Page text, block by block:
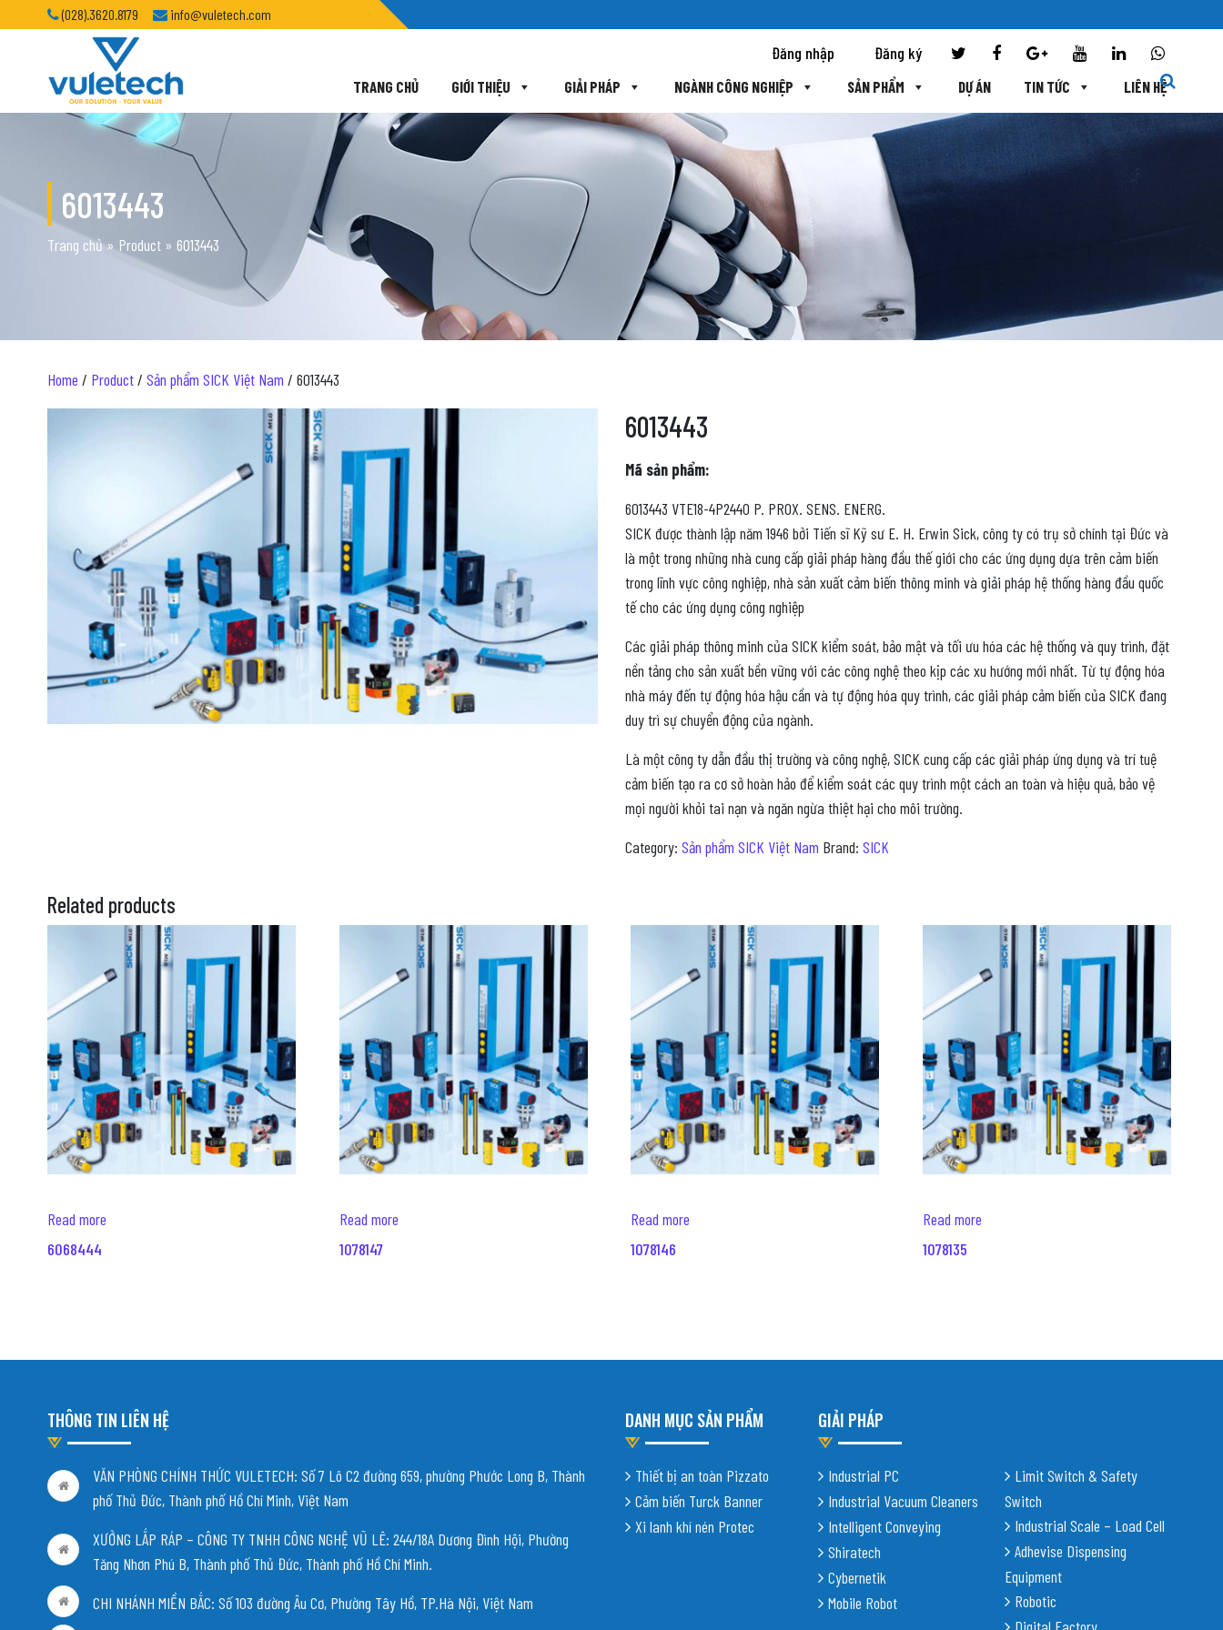
(028).3620.8179 info@vuletech.com
Đăng nhập Đăng ký
TRANG CHỦ GIỚI THIỆU GIẢI PHÁP NGÀNH CÔNG NGHIỆP SẢN PHẨM DỰ ÁN TIN TỨC LIÊN HỆ
6013443
Trang chủ» Product » 6013443
Home / Product/ Sản phẩm SICK Việt Nam / 6013443
6013443
Mã sản phẩm:
6013443 VTE18-4P2440 P. PROX. SENS. ENERG.
SICK được thành lập năm 1946 bởi Tiến sĩ Kỹ sư E. H. Erwin Sick, công ty có trụ sở chính tại Đức và
là một trong những nhà cung cấp giải pháp hàng đầu thế giới cho các ứng dụng dựa trên cảm biến
trong lĩnh vực công nghiệp, nhà sản xuất cảm biến thông minh và giải pháp hệ thống hàng đầu quốc
tế cho các ứng dụng công nghiệp
Các giải pháp thông minh của SICK kiểm soát, bảo mật và tối ưu hóa các hệ thống và quy trình, đặt
nền tảng cho sản xuất bền vững với các công nghệ theo kịp các xu hướng mới nhất. Từ tự động hóa
nhà máy đến tự động hóa hậu cần và tự động hóa quy trình, các giải pháp cảm biến của SICK đang
duy trì sự chuyển động của ngành.
Là một công ty dẫn đầu thị trường và công nghệ, SICK cung cấp các giải pháp ứng dụng và trí tuệ
cảm biến tạo ra cơ sở hoàn hảo để kiểm soát các quy trình một cách an toàn và hiệu quả, bảo vệ
mọi người khỏi tai nạn và ngăn ngừa thiệt hại cho môi trường.
Category: Sản phẩm SICK Việt Nam Brand: SICK
Related products
Read more
6068444
Read more
1078147
Read more
1078146
Read more
1078135
THÔNG TIN LIÊN HỆ
VĂN PHÒNG CHÍNH THỨC VULETECH: Số 7 Lô C2 đường 659, phường Phước Long B, Thành
phố Thủ Đức, Thành phố Hồ Chí Minh, Việt Nam
XƯỞNG LẮP RÁP – CÔNG TY TNHH CÔNG NGHỆ VŨ LÊ: 244/18A Dương Đình Hội, Phường
Tăng Nhơn Phú B, Thành phố Thủ Đức, Thành phố Hồ Chí Minh.
CHI NHÁNH MIỀN BẮC: Số 103 đường Âu Cơ, Phường Tây Hồ, TP.Hà Nội, Việt Nam
DANH MỤC SẢN PHẨM
Thiết bị an toàn Pizzato
Cảm biến Turck Banner
Xi lanh khí nén Protec
GIẢI PHÁP
Industrial PC
Industrial Vacuum Cleaners
Intelligent Conveying
Shiratech
Cybernetik
Mobile Robot
Limit Switch & Safety
Switch
Industrial Scale – Load Cell
Adhevise Dispensing
Equipment
Robotic